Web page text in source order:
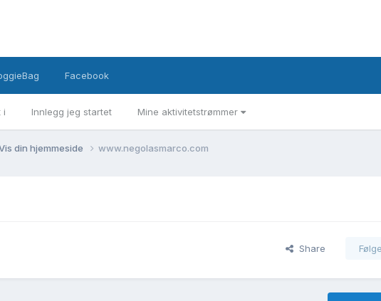
i Innlegg jeg startet Mine aktivitetstrømmer
Facebook
din hjemmeside www.negolasmarco.com
Share